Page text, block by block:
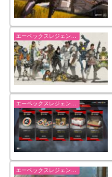
エーペックスレジェンズ【Apex Legends】